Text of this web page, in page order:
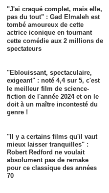
"J'ai craqué complet, mais elle,
pas du tout" : Gad Elmaleh est
tombé amoureux de cette
actrice iconique en tournant
cette comédie aux 2 millions de
spectateurs
"Eblouissant, spectaculaire,
exigeant" : noté 4,4 sur 5, c'est
le meilleur film de science-
fiction de l'année 2024 et on le
doit à un maître incontesté du
genre !
"Il y a certains films qu'il vaut
mieux laisser tranquilles" :
Robert Redford ne voulait
absolument pas de remake
pour ce classique des années
70